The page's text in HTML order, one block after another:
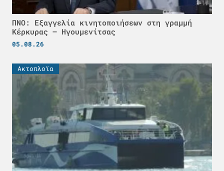
ΠΝΟ: Εξαγγελία κινητοποιήσεων στη γραμμή
Κέρκυρας – Ηγουμενίτσας
05.08.26
Ακτοπλοϊα